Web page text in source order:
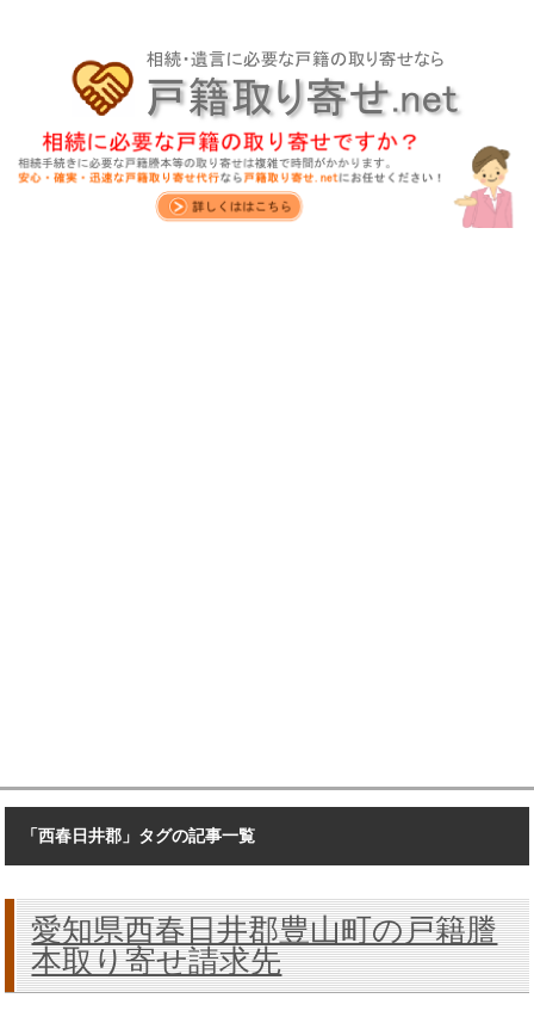
「西春日井郡」タグの記事一覧
愛知県西春日井郡豊山町の戸籍謄
本取り寄せ請求先